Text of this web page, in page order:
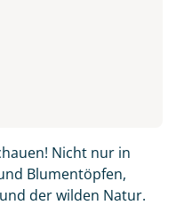
Nicht nur in
Blumentöpfen,
der wilden Natur.